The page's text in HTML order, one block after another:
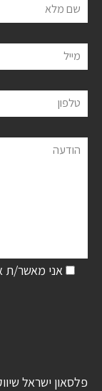
שם מלא
מייל
טלפון
הודעה
אני מאשר/ת
פלסאון ישראל